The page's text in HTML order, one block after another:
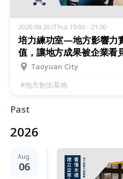
2026.08.20 (Thu) 19:00 - 21:00
培力練功室—地方影響力
值，讓地方成果被企業看
Taoyuan City
#地方創生基地
Past
2026
Aug.
06